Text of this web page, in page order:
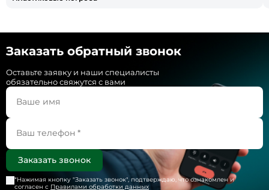
Заказать обратный звонок
Оставьте заявку и наши специалисты
обязательно свяжутся с вами
*Нажимая кнопку "Заказать звонок", подтверждаю, что ознакомлен и
согласен с Правилами обработки данных